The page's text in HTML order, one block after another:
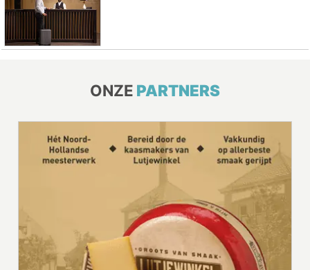
ONZE PARTNERS